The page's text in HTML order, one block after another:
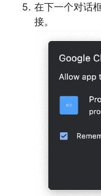
在下一个对话
接。